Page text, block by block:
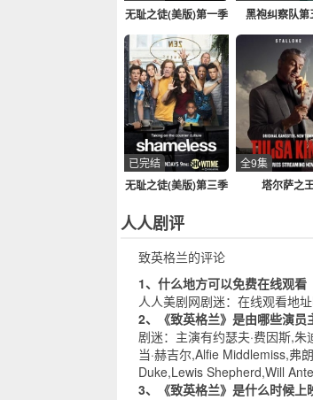
无耻之徒(美版)第一季 黑袍纠察队第
无耻之徒(美版)第三季
已完结
塔尔萨之
全9集
人人剧评
致英格兰的评论
1、什么地方可以免费在线观看
人人美剧网剧迷：在线观看地址
2、《致英格兰》是由哪些演员
剧迷：主演有约瑟夫·费因斯,朱
当·赫吉尔,Alfie Middlemiss,弗
Duke,Lewis Shepherd,Will
3、《致英格兰》是什么时候上